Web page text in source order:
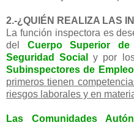
2.-¿QUIÉN REALIZA LAS
La función inspectora es
del Cuerpo Superior
Seguridad Social
y por
Subinspectores de
primeros tienen
riesgos laborales y en
Las Comunidades